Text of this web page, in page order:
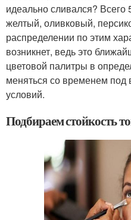
идеально сливался?
желтый, оливковый,
распределении по этим
возникнет, ведь это
цветовой палитры в
меняться со временем под
условий.
Подбираем стойкость